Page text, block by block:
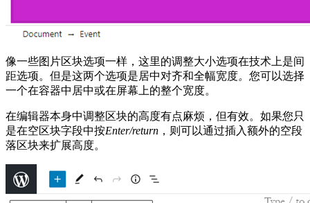
像一些图片区块选项一样，这里的调整大小选项在技术上是间
距选项。但是这两个选项是居中对齐和全幅宽度。 您可以选择
一个在容器中居中或在屏幕上的整个宽度。
在编辑器本身中调整区块的高度有点麻烦，但有效。如果您只
是在空区块字段中按Enter/return ，则可以通过插入额外的空段
落区块来扩展高度。